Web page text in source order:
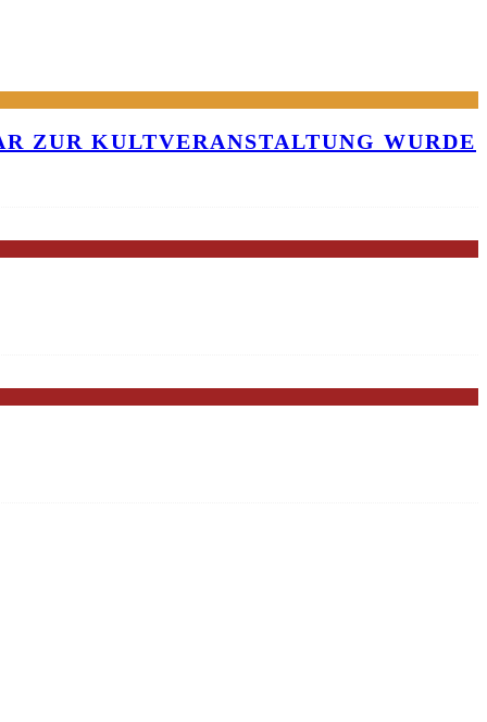
ZUR KULTVERANSTALTUNG WURDE